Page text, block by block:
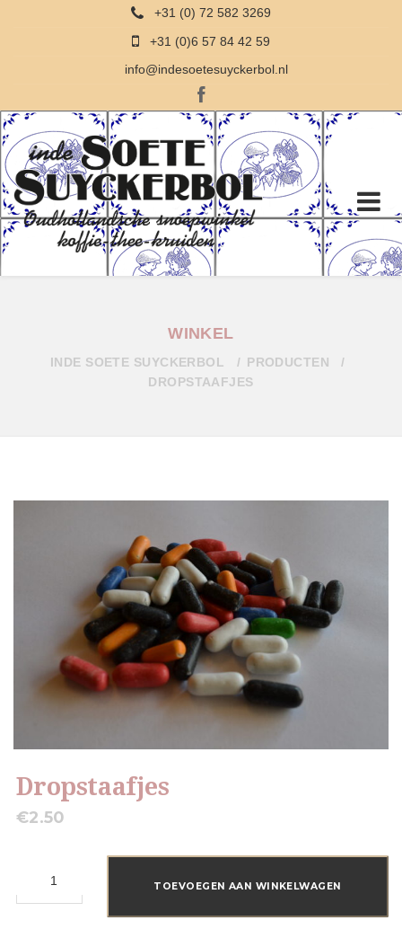
+31 (0) 72 582 3269
+31 (0)6 57 84 42 59
info@indesoetesuyckerbol.nl
WINKEL
INDE SOETE SUYCKERBOL
PRODUCTEN
DROPSTAAFJES
Dropstaafjes
€2.50
TOEVOEGEN AAN WINKELWAGEN